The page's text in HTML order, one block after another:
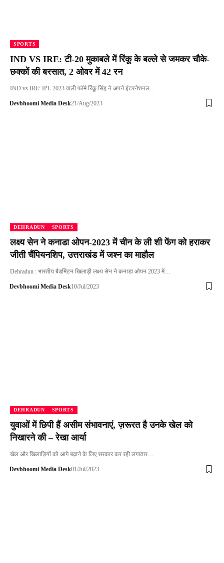
SPORTS
IND VS IRE: टी-20 मुकाबले में रिंकू के बल्ले से जमकर चौके-
छक्कों की बरसात, 2 ओवर में 42 रन
IND vs IRE: IPL 2023 वाली फॉर्म रिंकू सिंह ने अपने इंटरनेशनल…
Devbhoomi Media Desk21/Aug/2023
DEHRADUN SPORTS
लक्ष्य सेन ने कनाडा ओपन-2023 में चीन के ली शी फेंग को हराकर
जीती चैंपियनशिप, उत्तराखंड में जश्न का माहौल
Dehradun : भारतीय बैडमिंटन खिलाड़ी लक्ष्य सेन ने कनाडा ओपन 2023 में…
Devbhoomi Media Desk10/Jul/2023
DEHRADUN SPORTS
युवाओं में छिपी हैं असीम संभावनाएं, ज़रूरत है उनके खेल को
निखारने की – रेखा आर्या
खेल और खिलाड़ियों को आगे बढ़ाने के लिए सरकार कर रही लगातार…
Devbhoomi Media Desk01/Jul/2023